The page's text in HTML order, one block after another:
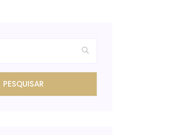
PESQUISAR